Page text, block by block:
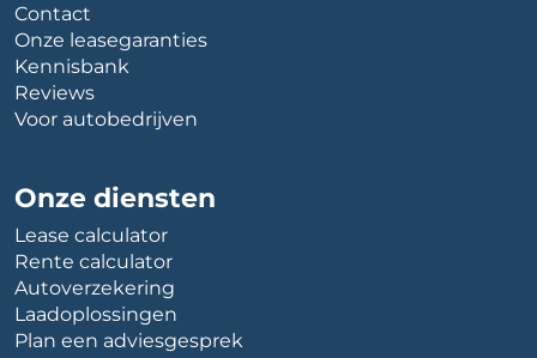
Contact
Onze leasegaranties
Kennisbank
Reviews
Voor autobedrijven
Onze diensten
Lease calculator
Rente calculator
Autoverzekering
Laadoplossingen
Plan een adviesgesprek